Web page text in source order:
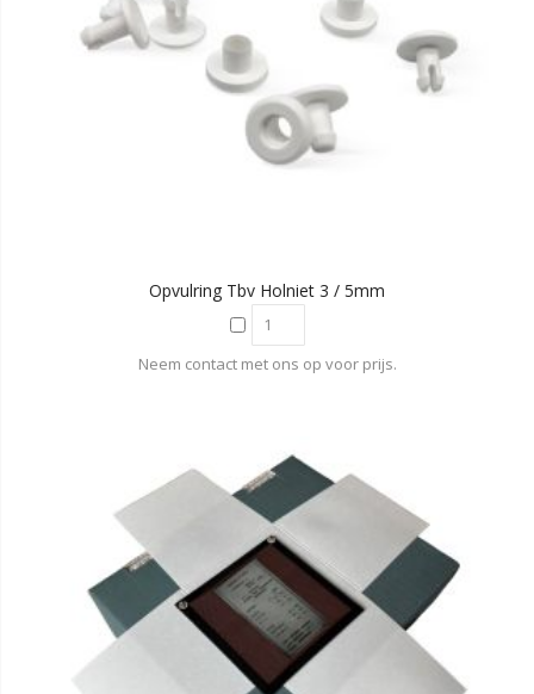
Opvulring Tbv Holniet 3 / 5mm
Neem contact met ons op voor prijs.